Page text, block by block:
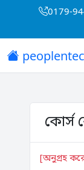
0179-
কোর্স
[অনুগ্রহ